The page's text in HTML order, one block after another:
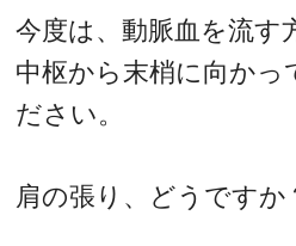
今度は、動脈血を流す
中枢から末梢に向かっ
ださい。
肩の張り、どうですか